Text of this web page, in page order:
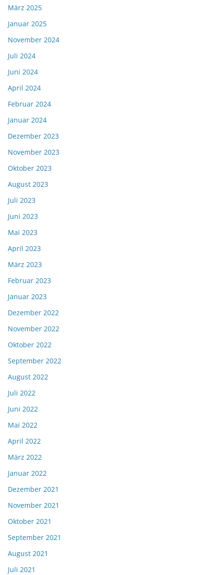
März 2025
Januar 2025
November 2024
Juli 2024
Juni 2024
April 2024
Februar 2024
Januar 2024
Dezember 2023
November 2023
Oktober 2023
August 2023
Juli 2023
Juni 2023
Mai 2023
April 2023
März 2023
Februar 2023
Januar 2023
Dezember 2022
November 2022
Oktober 2022
September 2022
August 2022
Juli 2022
Juni 2022
Mai 2022
April 2022
März 2022
Januar 2022
Dezember 2021
November 2021
Oktober 2021
September 2021
August 2021
Juli 2021